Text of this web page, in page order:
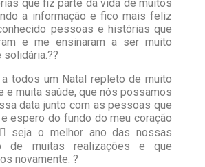
que fiz parte da vida de muitos
a informação e fico mais feliz
pessoas e histórias que
e me ensinaram a ser muito
solidária.??
todos um Natal repleto de muito
e muita saúde, que nós possamos
data junto com as pessoas que
espero do fundo do meu coração
seja o melhor ano das nossas
de muitas realizações e que
novamente. ?